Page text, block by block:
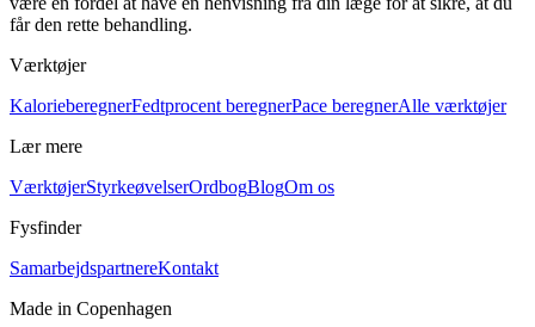
får den rette behandling.
Værktøjer
KalorieberegnerFedtprocent beregnerPace beregnerAlle værktøjer
Lær mere
VærktøjerStyrkeøvelserOrdbogBlogOm os
Fysfinder
SamarbejdspartnereKontakt
Made in Copenhagen